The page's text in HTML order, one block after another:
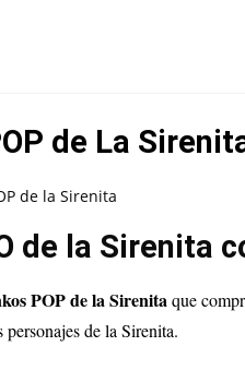
de La
de la Sirenita
POP de la Sirenitaque
de la Sirenita.